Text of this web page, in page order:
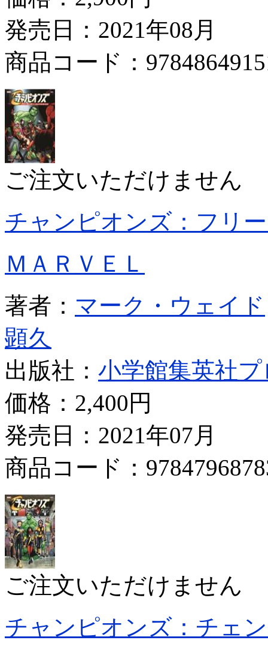
発売日：2021年08月
商品コード：
ご注文いただけません
チャンピオンズ：フリ
ＭＡＲＶＥＬ
著者： マーク・ウェイド
顕久
出版社： 小学館集英社
価格： 2,400円
発売日：2021年07月
商品コード：
ご注文いただけません
チャンピオンズ：チェ